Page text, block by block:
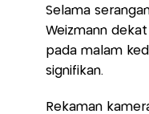
Selama
Weizmann
pada malam
signifikan.
Rekaman